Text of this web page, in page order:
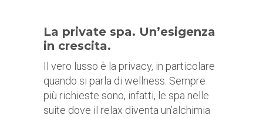
La private spa. Un’esigenza
in crescita.
Il vero lusso è la privacy, in particolare
quando si parla di wellness. Sempre
più richieste sono, infatti, le spa nelle
suite dove il relax diventa un’alchimia